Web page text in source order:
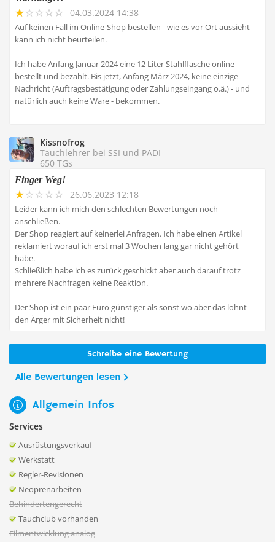
04.03.2024 14:38
Auf keinen Fall im Online-Shop bestellen - wie es vor Ort aussieht
kann ich nicht beurteilen.
Ich habe Anfang Januar 2024 eine 12 Liter Stahlflasche online
bestellt und bezahlt. Bis jetzt, Anfang März 2024, keine einzige
Nachricht (Auftragsbestätigung oder Zahlungseingang o.ä.) - und
natürlich auch keine Ware - bekommen.
Kissnofrog
Tauchlehrer bei SSI und PADI
650 TGs
Finger Weg!
26.06.2023 12:18
Leider kann ich mich den schlechten Bewertungen noch
anschließen.
Der Shop reagiert auf keinerlei Anfragen. Ich habe einen Artikel
reklamiert worauf ich erst mal 3 Wochen lang gar nicht gehört
habe.
Schließlich habe ich es zurück geschickt aber auch darauf trotz
mehrere Nachfragen keine Reaktion.
Der Shop ist ein paar Euro günstiger als sonst wo aber das lohnt
den Ärger mit Sicherheit nicht!
Schreibe eine Bewertung
Alle Bewertungen lesen
Allgemein Infos
Services
Ausrüstungsverkauf
Werkstatt
Regler-Revisionen
Neoprenarbeiten
Behindertengerecht
Tauchclub vorhanden
Filmentwicklung analog